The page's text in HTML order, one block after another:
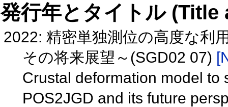
発行年とタイトル
2022: 精密単独測位の高度な利
その将来展望～(SGD02 07)
Crustal deformation model to
POS2JGD and its future